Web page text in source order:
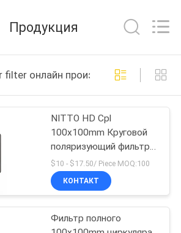
Продукция
онлайн производство
NITTO HD Cpl
100x100mm Круговой
поляризующий фильтр с
квадратным фильтром
CPL
$10 - $17.50/ Piece MOQ:100
КОНТАКТ
Фильтр полного